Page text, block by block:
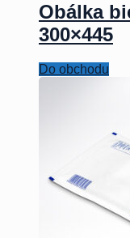
Obálka
300×445
Do obchodu